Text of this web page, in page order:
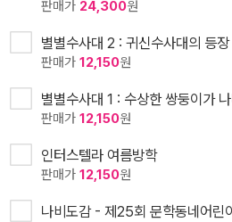
판매가 24,300원
별별수사대 2 : 귀신수사대의 등장
판매가 12,150원
별별수사대 1 : 수상한 쌍둥이가
판매가 12,150원
인터스텔라 여름방학
판매가 12,150원
나비도감 - 제25회 문학동네어린